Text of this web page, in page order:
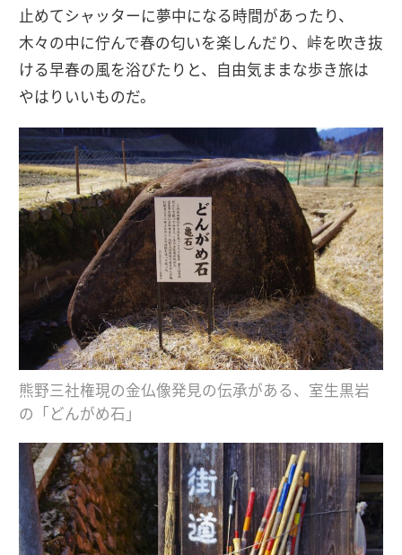
止めてシャッターに夢中になる時間があったり、
木々の中に佇んで春の匂いを楽しんだり、峠を吹き抜
ける早春の風を浴びたりと、自由気ままな歩き旅は
やはりいいものだ。
熊野三社権現の金仏像発見の伝承がある、室生黒岩
の「どんがめ石」